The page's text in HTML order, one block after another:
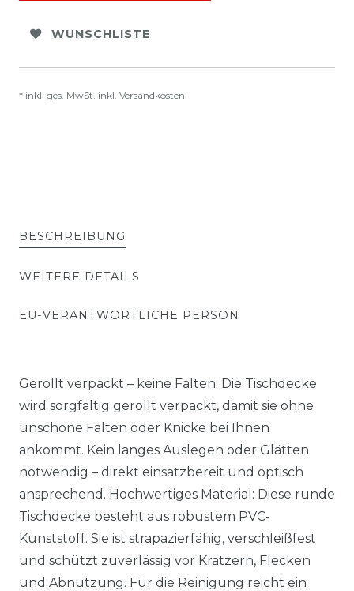
WUNSCHLISTE
* inkl. ges. MwSt. inkl. Versandkosten
BESCHREIBUNG
WEITERE DETAILS
EU-VERANTWORTLICHE PERSON
Gerollt verpackt – keine Falten: Die Tischdecke
wird sorgfältig gerollt verpackt, damit sie ohne
unschöne Falten oder Knicke bei Ihnen
ankommt. Kein langes Auslegen oder Glätten
notwendig – direkt einsatzbereit und optisch
ansprechend. Hochwertiges Material: Diese runde
Tischdecke besteht aus robustem PVC-
Kunststoff. Sie ist strapazierfähig, verschleißfest
und schützt zuverlässig vor Kratzern, Flecken
und Abnutzung. Für die Reinigung reicht ein